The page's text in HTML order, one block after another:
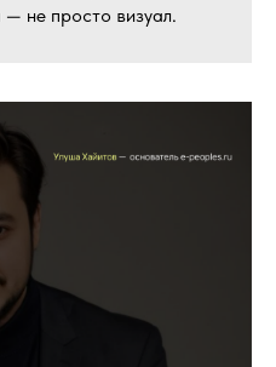
— не просто визуал.